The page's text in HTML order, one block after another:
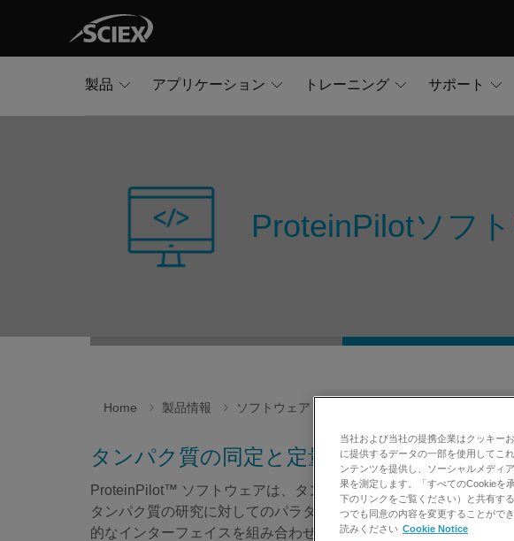
製品 アプリケーション トレーニング サポート
ProteinPilotソフ
Home 製品情報 ソフトウェア
タンパク質の同定と定量をより迅速に、よ
ProteinPilot™ ソフトウェアは、タンパク質同定および相対的 な
タンパク質の研究に対してのパラダイムシフトに対応します。洗
的なインターフェイスを組み合わせることで、検索時間や偽陽性
当社および当社の提携企業はクッキー
に提供するデータの一部を使用してこ
ンテンツを提供し、ソーシャルメディ
果を測定します。「すべてのCookieを
下のリンクをご覧ください）と共有す
つでも同意の内容を変更することがで
読みください Cookie Notice